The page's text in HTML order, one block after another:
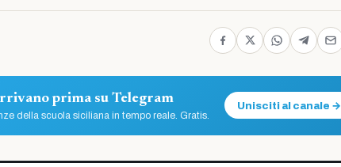
prima su Telegram
della scuola siciliana in tempo reale. Gratis.
Unisciti al canale →